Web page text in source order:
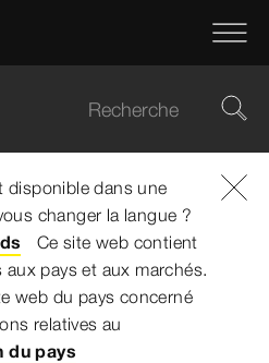
disponible dans une
changer la langue ?
Ce site web contient
pays et aux marchés.
web du pays concerné
relatives au
du pays
de perte de charge
perte de